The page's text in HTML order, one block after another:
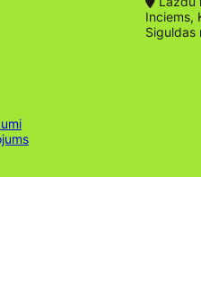
Inciems,
Siguldas